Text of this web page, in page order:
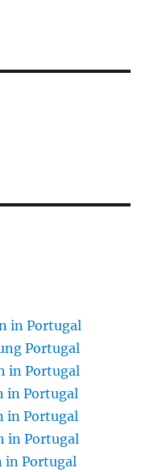
in Portugal
Portugal
in Portugal
in Portugal
in Portugal
in Portugal
in Portugal